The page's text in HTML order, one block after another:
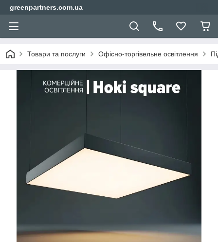
greenpartners.com.ua
Товари та послуги Офісно-торгівельне освітлення